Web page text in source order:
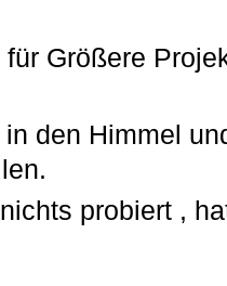
für Größere
in den Himmel
probiert ,